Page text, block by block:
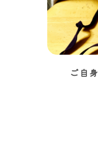
ご自